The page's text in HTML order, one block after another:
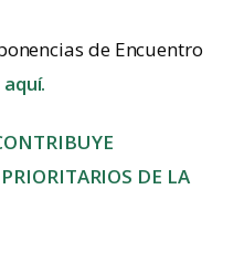
de Encuentro
aquí.
DE LA